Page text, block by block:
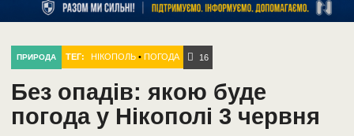
ПРИРОДА ТЕГ: НІКОПОЛЬ• ПОГОДА 16
Без опадів: якою буде
погода у Нікополі 3 червня